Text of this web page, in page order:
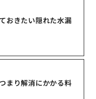
おきたい隠れた水漏
まり解消にかかる料